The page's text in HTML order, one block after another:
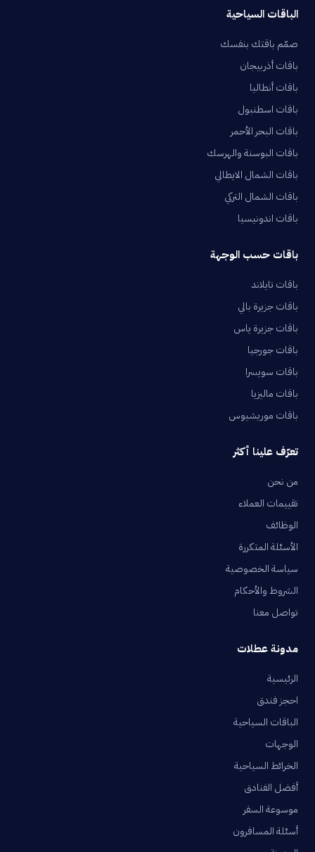
الباقات السياحية
صمّم باقتك بنفسك
باقات أذربيجان
باقات أنطاليا
باقات اسطنبول
باقات البحر الأحمر
باقات البوسنة والهرسك
باقات الشمال الايطالي
باقات الشمال التركي
باقات اندونيسيا
باقات حسب الوجهة
باقات تايلاند
باقات جزيرة بالي
باقات جزيرة ياس
باقات جورجيا
باقات سويسرا
باقات ماليزيا
باقات موريشيوس
تعرّف علينا أكثر
من نحن
تقييمات العملاء
الوظائف
الأسئلة المتكررة
سياسة الخصوصية
الشروط والأحكام
تواصل معنا
مدونة عطلات
الرئيسية
احجز فندق
الباقات السياحية
الوجهات
الخرائط السياحية
أفضل الفنادق
موسوعة السفر
أسئلة المسافرون